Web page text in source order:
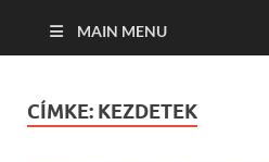
MAIN MENU
CÍMKE: KEZDETEK